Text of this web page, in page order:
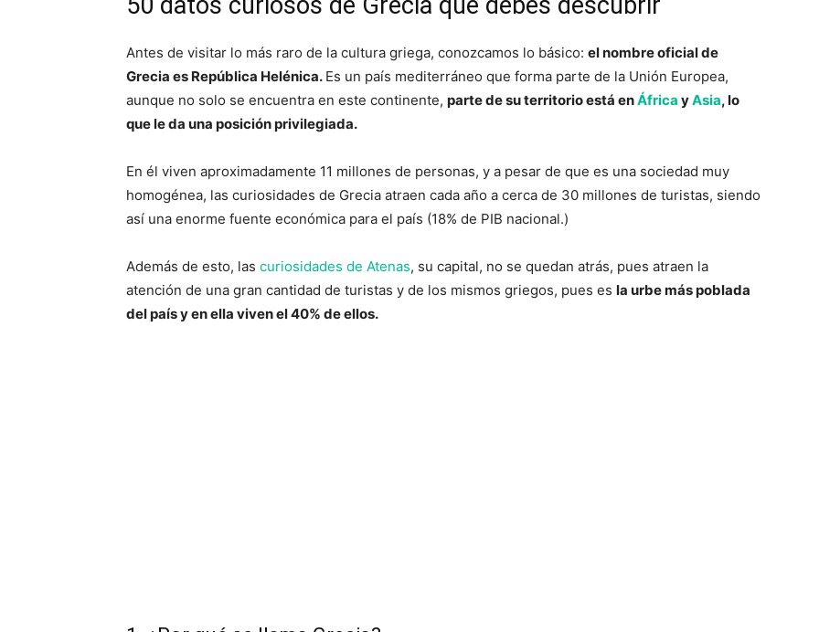
Antes de visitar lo más raro de la cultura griega, conozcamos lo básico: el nombre oficial de
Grecia es República Helénica. Es un país mediterráneo que forma parte de la Unión Europea,
aunque no solo se encuentra en este continente, parte de su territorio está enÁfrica yAsia, lo
que le da una posición privilegiada.
En él viven aproximadamente 11 millones de personas, y a pesar de que es una sociedad muy
homogénea, las curiosidades de Grecia atraen cada año a cerca de 30 millones de turistas, siendo
así una enorme fuente económica para el país (18% de PIB nacional.)
Además de esto, las curiosidades de Atenas, su capital, no se quedan atrás, pues atraen la
atención de una gran cantidad de turistas y de los mismos griegos, pues es la urbe más poblada
del país y en ella viven el 40% de ellos.